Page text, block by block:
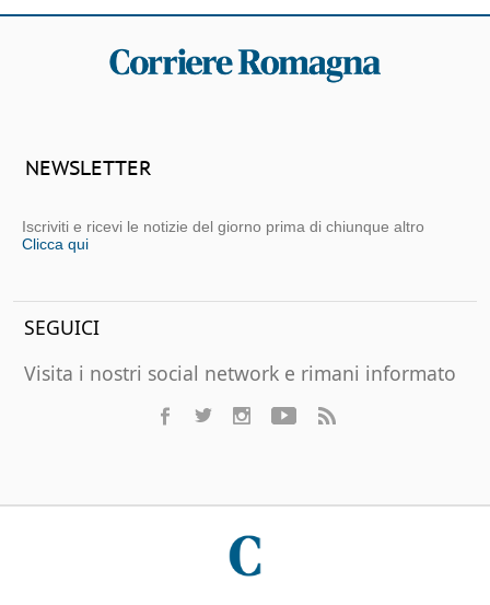
NEWSLETTER
Iscriviti e ricevi le notizie del giorno prima di chiunque altro
Clicca qui
SEGUICI
Visita i nostri social network e rimani informato